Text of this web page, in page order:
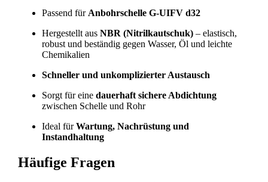
Passend fürAnbohrschelle G-UIFV d32
Hergestellt aus NBR (Nitrilkautschuk) – elastisch,
robust und beständig gegen Wasser, Öl und leichte
Chemikalien
Schneller und unkomplizierter Austausch
Sorgt für eine dauerhaft sichere Abdichtung
zwischen Schelle und Rohr
Ideal fürWartung, Nachrüstung und
Instandhaltung
Häufige Fragen